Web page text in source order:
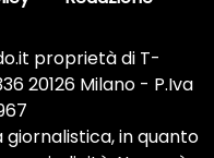
proprietà di T-
20126 Milano - P.Iva
in quanto